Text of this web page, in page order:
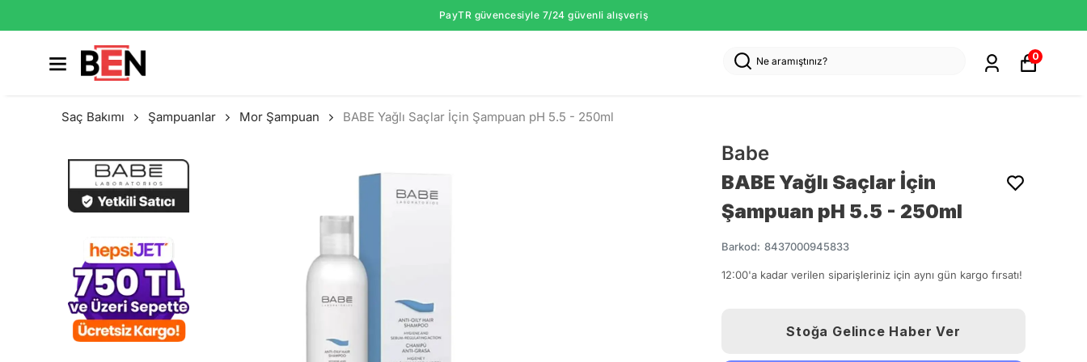
PayTR güvencesiyle 7/24 güvenli alışveriş
0
Saç Bakımı Şampuanlar Mor Şampuan BABE Yağlı Saçlar İçin Şampuan pH 5.5 - 250ml
Babe
BABE Yağlı Saçlar İçin
Şampuan pH 5.5 - 250ml
Barkod: 8437000945833
12:00'a kadar verilen siparişleriniz için aynı gün kargo fırsatı!
Stoğa Gelince Haber Ver